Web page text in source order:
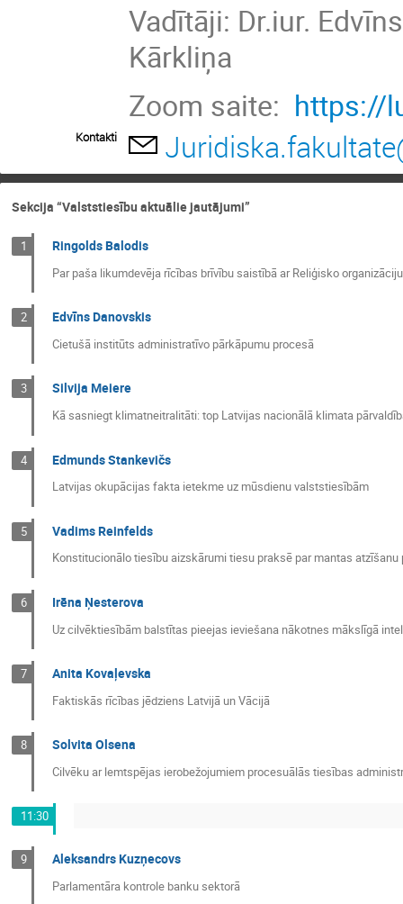
Vadītāji: Dr.iur.
Kārkliņa
Zoom saite: https://
Kontakti
Sekcija “Valststiesību aktuālie jautājumi”
1 Ringolds Balodis
Par paša likumdevēja rīcības brīvību saistībā ar Reliģisko
2 Edvīns Danovskis
Cietušā institūts administratīvo pārkāpumu procesā
3 Silvija Meiere
Kā sasniegt klimatneitralitāti: top Latvijas nacionālā klimata
4 Edmunds Stankevičs
Latvijas okupācijas fakta ietekme uz mūsdienu valststiesībām
5 Vadims Reinfelds
Konstitucionālo tiesību aizskārumi tiesu praksē par mantas atzīšanu
6 Irēna Ņesterova
Uz cilvēktiesībām balstītas pieejas ieviešana nākotnes mākslīgā
7 Anita Kovaļevska
Faktiskās rīcības jēdziens Latvijā un Vācijā
8 Solvita Olsena
Cilvēku ar lemtspējas ierobežojumiem procesuālās tiesības
11:30
9 Aleksandrs Kuzņecovs
Parlamentāra kontrole banku sektorā